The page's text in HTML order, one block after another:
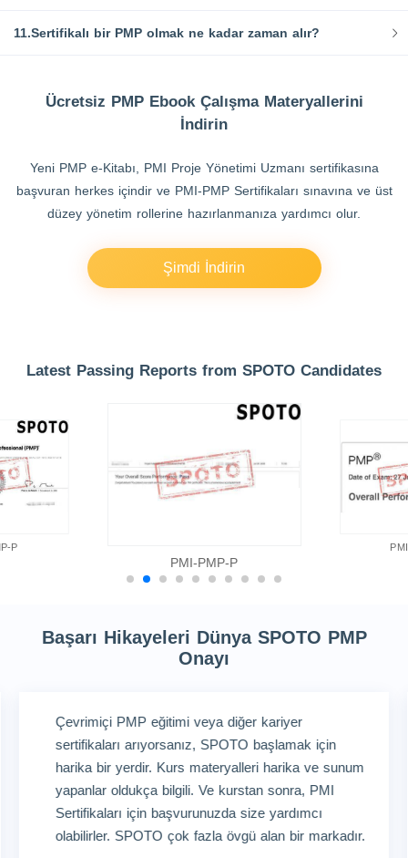
11.Sertifikalı bir PMP olmak ne kadar zaman alır?
Ücretsiz PMP Ebook Çalışma Materyallerini
İndirin
Yeni PMP e-Kitabı, PMI Proje Yönetimi Uzmanı sertifikasına
başvuran herkes içindir ve PMI-PMP Sertifikaları sınavına ve üst
düzey yönetim rollerine hazırlanmanıza yardımcı olur.
Şimdi İndirin
Latest Passing Reports from SPOTO Candidates
P
PMI-PMP-P
Başarı Hikayeleri Dünya SPOTO PMP
Onayı
Çevrimiçi PMP eğitimi veya diğer kariyer
sertifikaları arıyorsanız, SPOTO başlamak için
harika bir yerdir. Kurs materyalleri harika ve sunum
yapanlar oldukça bilgili. Ve kurstan sonra, PMI
Sertifikaları için başvurunuzda size yardımcı
olabilirler. SPOTO çok fazla övgü alan bir markadır.